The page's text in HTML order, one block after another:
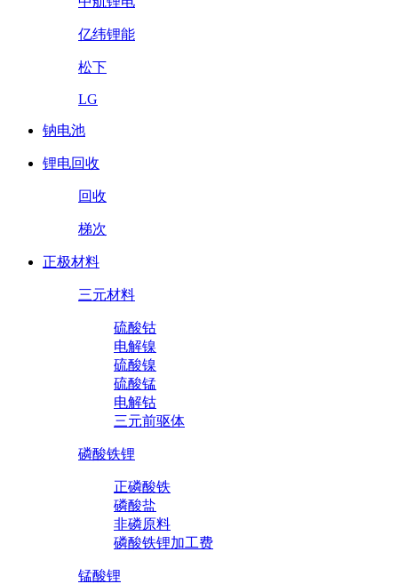
亿纬锂能
松下
LG
钠电池
锂电回收
回收
梯次
正极材料
三元材料
硫酸钴
电解镍
硫酸镍
硫酸锰
电解钴
三元前驱体
磷酸铁锂
正磷酸铁
磷酸盐
非磷原料
磷酸铁锂加工费
锰酸锂